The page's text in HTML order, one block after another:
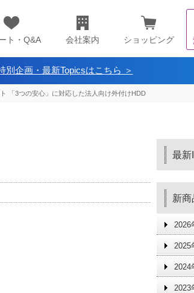
ト・Q&A 会社案内 ショッピング
別企画・最新Topicsはこちら ＞
「3つの安心」に対応した法人向け外付けHDD
最新
新商
2026
2025
2024
2023